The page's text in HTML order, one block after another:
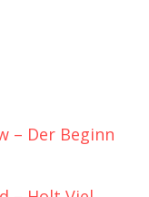
– Der Beginn